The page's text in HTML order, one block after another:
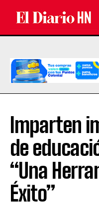
Imparten
de
“Una
Éxito”